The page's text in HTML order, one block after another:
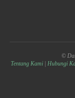
©
Tentang Kami
Hubungi